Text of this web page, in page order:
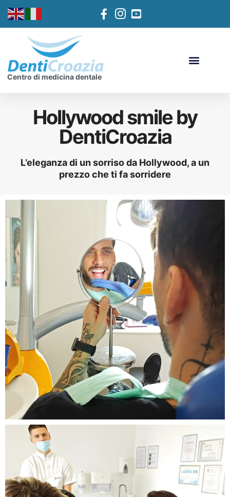
Centro di medicina dentale
Hollywood smile by
DentiCroazia
L’eleganza di un sorriso da Hollywood, a un
prezzo che ti fa sorridere